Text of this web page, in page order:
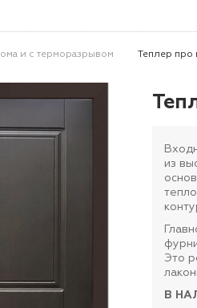
и с терморазрывом Теплер про
из
Это
В